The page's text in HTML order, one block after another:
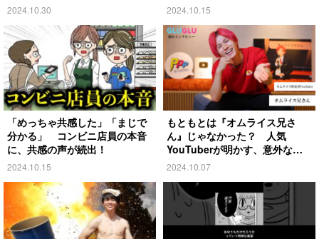
2024.10.30 2024.10.15
「めっちゃ共感した」「まじで
分かる」 コンビニ店員の本音
に、共感の声が続出！
2024.10.15
もともとは『オムライス兄さ
ん』じゃなかった？ 人気
YouTuberが明かす、意外な過
去とは
2024.10.07